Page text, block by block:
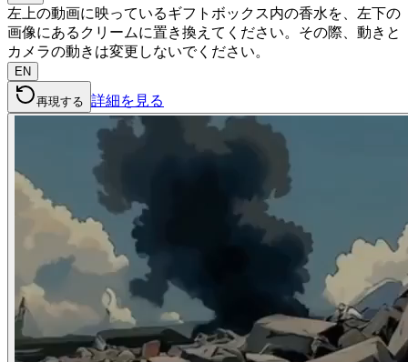
左上の動画に映っているギフトボックス内の香水を、左下の
画像にあるクリームに置き換えてください。その際、動きと
カメラの動きは変更しないでください。
EN
再現する 詳細を見る